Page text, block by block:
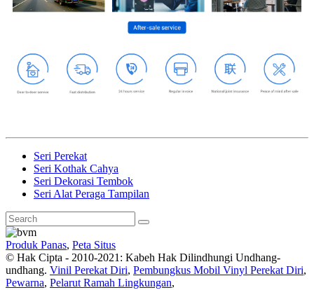
Seri Perekat
Seri Kothak Cahya
Seri Dekorasi Tembok
Seri Alat Peraga Tampilan
Produk Panas, Peta Situs
© Hak Cipta - 2010-2021: Kabeh Hak Dilindhungi Undhang-
undhang. Vinil Perekat Diri, Pembungkus Mobil Vinyl Perekat Diri,
Pewarna, Pelarut Ramah Lingkungan,